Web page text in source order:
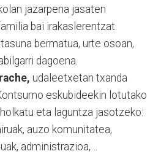
jazarpena jasaten
bai irakaslerentzat.
bermatua, urte osoan,
dagoena.
udaleetxetan txanda
eskubideekin lotutako
eta laguntza jasotzeko:
auzo komunitatea,
administrazioa,…